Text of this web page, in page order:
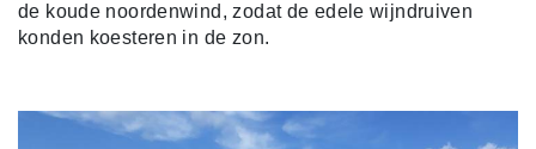
de koude noordenwind, zodat de edele wijndruiven
konden koesteren in de zon.